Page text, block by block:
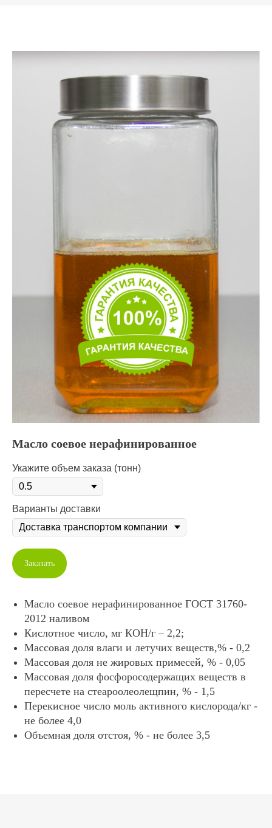
Масло соевое нерафинированное
Укажите объем заказа (тонн)
Варианты доставки
Заказать
Масло соевое нерафинированное ГОCT 31760-
2012 наливом
Кислотное число, мг КОН/г – 2,2;
Массовая доля влаги и летучих веществ,% - 0,2
Массовая доля не жировых примесей, % - 0,05
Массовая доля фосфоросодержащих веществ в
пересчете на стеароолеолещпин, % - 1,5
Перекисное число моль активного кислорода/кг -
не более 4,0
Объемная доля отстоя, % - не более 3,5